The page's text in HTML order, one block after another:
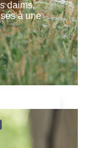
daims,
à une